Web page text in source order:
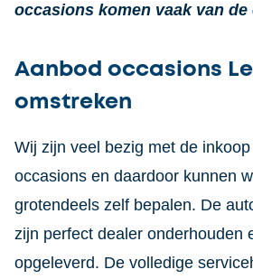
occasions komen vaak van de
Aanbod occasions
omstreken
Wij zijn veel bezig met de
occasions en daardoor kunnen
grotendeels zelf bepalen. De
zijn perfect dealer onderhouden
opgeleverd. De volledige